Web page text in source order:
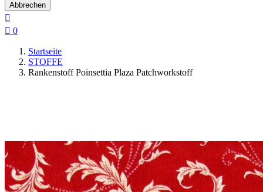
Abbrechen

 0
Startseite
STOFFE
Rankenstoff Poinsettia Plaza Patchworkstoff